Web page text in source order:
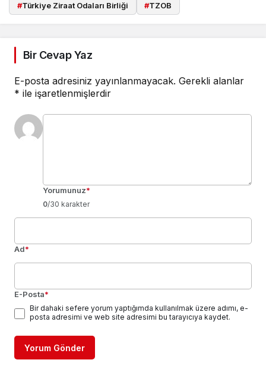
#Türkiye Ziraat Odaları Birliği #TZOB
Bir Cevap Yaz
E-posta adresiniz yayınlanmayacak. Gerekli alanlar
* ile işaretlenmişlerdir
Yorumunuz*
0/30 karakter
Ad*
E-Posta*
Bir dahaki sefere yorum yaptığımda kullanılmak üzere adımı, e-
posta adresimi ve web site adresimi bu tarayıcıya kaydet.
Yorum Gönder